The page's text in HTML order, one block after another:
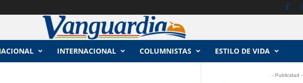
INTERNACIONAL COLUMNISTAS ESTILO DE VIDA
- Publicidad -